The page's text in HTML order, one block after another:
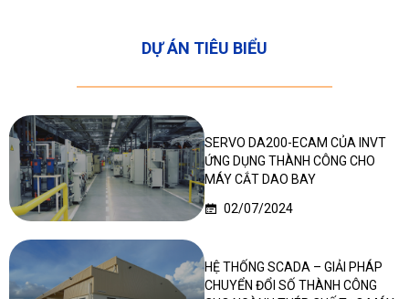
DỰ ÁN TIÊU BIỂU
SERVO DA200-ECAM CỦA INVT
ỨNG DỤNG THÀNH CÔNG CHO
MÁY CẮT DAO BAY
02/07/2024
HỆ THỐNG SCADA – GIẢI PHÁP
CHUYỂN ĐỔI SỐ THÀNH CÔNG